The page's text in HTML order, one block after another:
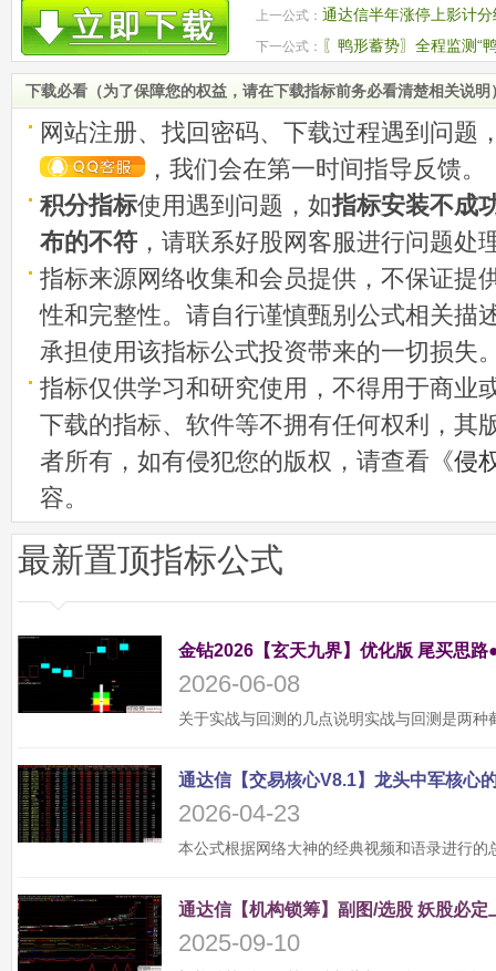
上一公式： 通达信半年涨停上影计
上方抛压大小 源码
下一公式： 〖鸭形蓄势〗全程监测
（尝试）”的过程
下载必看（为了保障您的权益，请在下载指标前务必看清楚相关说明
网站注册、找回密码、下载过程遇到问题
，我们会在第一时间指导反馈。
积分指标使用遇到问题，如指标安装不成
布的不符 ，请联系好股网客服进行问题处
指标来源网络收集和会员提供，不保证提
性和完整性。请自行谨慎甄别公式相关描
承担使用该指标公式投资带来的一切损失
指标仅供学习和研究使用，不得用于商业
下载的指标、软件等不拥有任何权利，其
者所有，如有侵犯您的版权，请查看《侵
容。
最新置顶指标公式
金钻2026【玄天九界】优化版 尾买思
2026-06-08
2026-04-23
2025-09-10